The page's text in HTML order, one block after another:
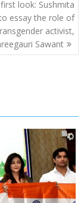
first look: Sushmita
essay the role of
activist,
Sawant